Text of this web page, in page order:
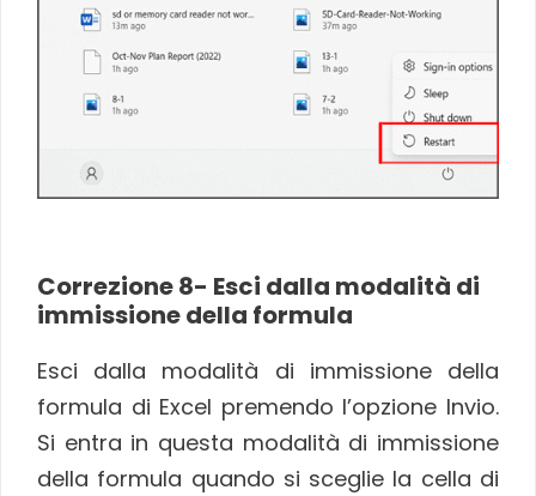
Correzione 8- Esci dalla modalità di
immissione della formula
Esci dalla modalità di immissione della
formula di Excel premendo l’opzione Invio.
Si entra in questa modalità di immissione
della formula quando si sceglie la cella di